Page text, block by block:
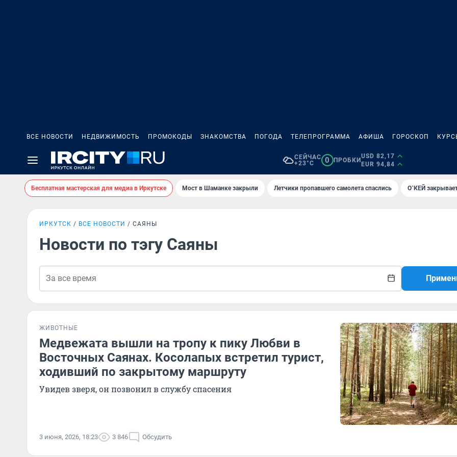
ВСЕ НОВОСТИ НЕДВИЖИМОСТЬ ПРОМОКОДЫ ЗНАКОМСТВА ПОГОДА ТЕЛЕПРОГРАММА АФИША ГОРОСКОП
СЕЙЧАС
+23°C
0 ПРОБКИ
USD 82,17
EUR 94,84
Бесплатная мастерская для медиа в Иркутске Мост в Шаманке закрыли Летчики пропавшего самолета спаслись О`КЕЙ
ИРКУТСК ВСЕ НОВОСТИ САЯНЫ
Новости по тэгу Саяны
ЖИВОТНЫЕ
Медвежата вышли на тропу к пику Любви в
Восточных Саянах. Косолапых встретил турист,
ходивший по закрытому маршруту
Увидев зверя, он позвонил в службу спасения
3 июня, 2026, 18:23 3 846 Обсудить